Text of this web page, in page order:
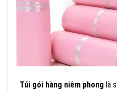
Túi gói hàng niêm phong là